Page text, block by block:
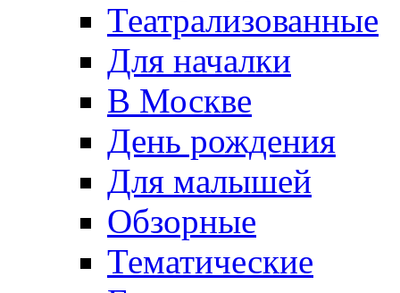
Театрализованные
Для началки
В Москве
День рождения
Для малышей
Обзорные
Тематические